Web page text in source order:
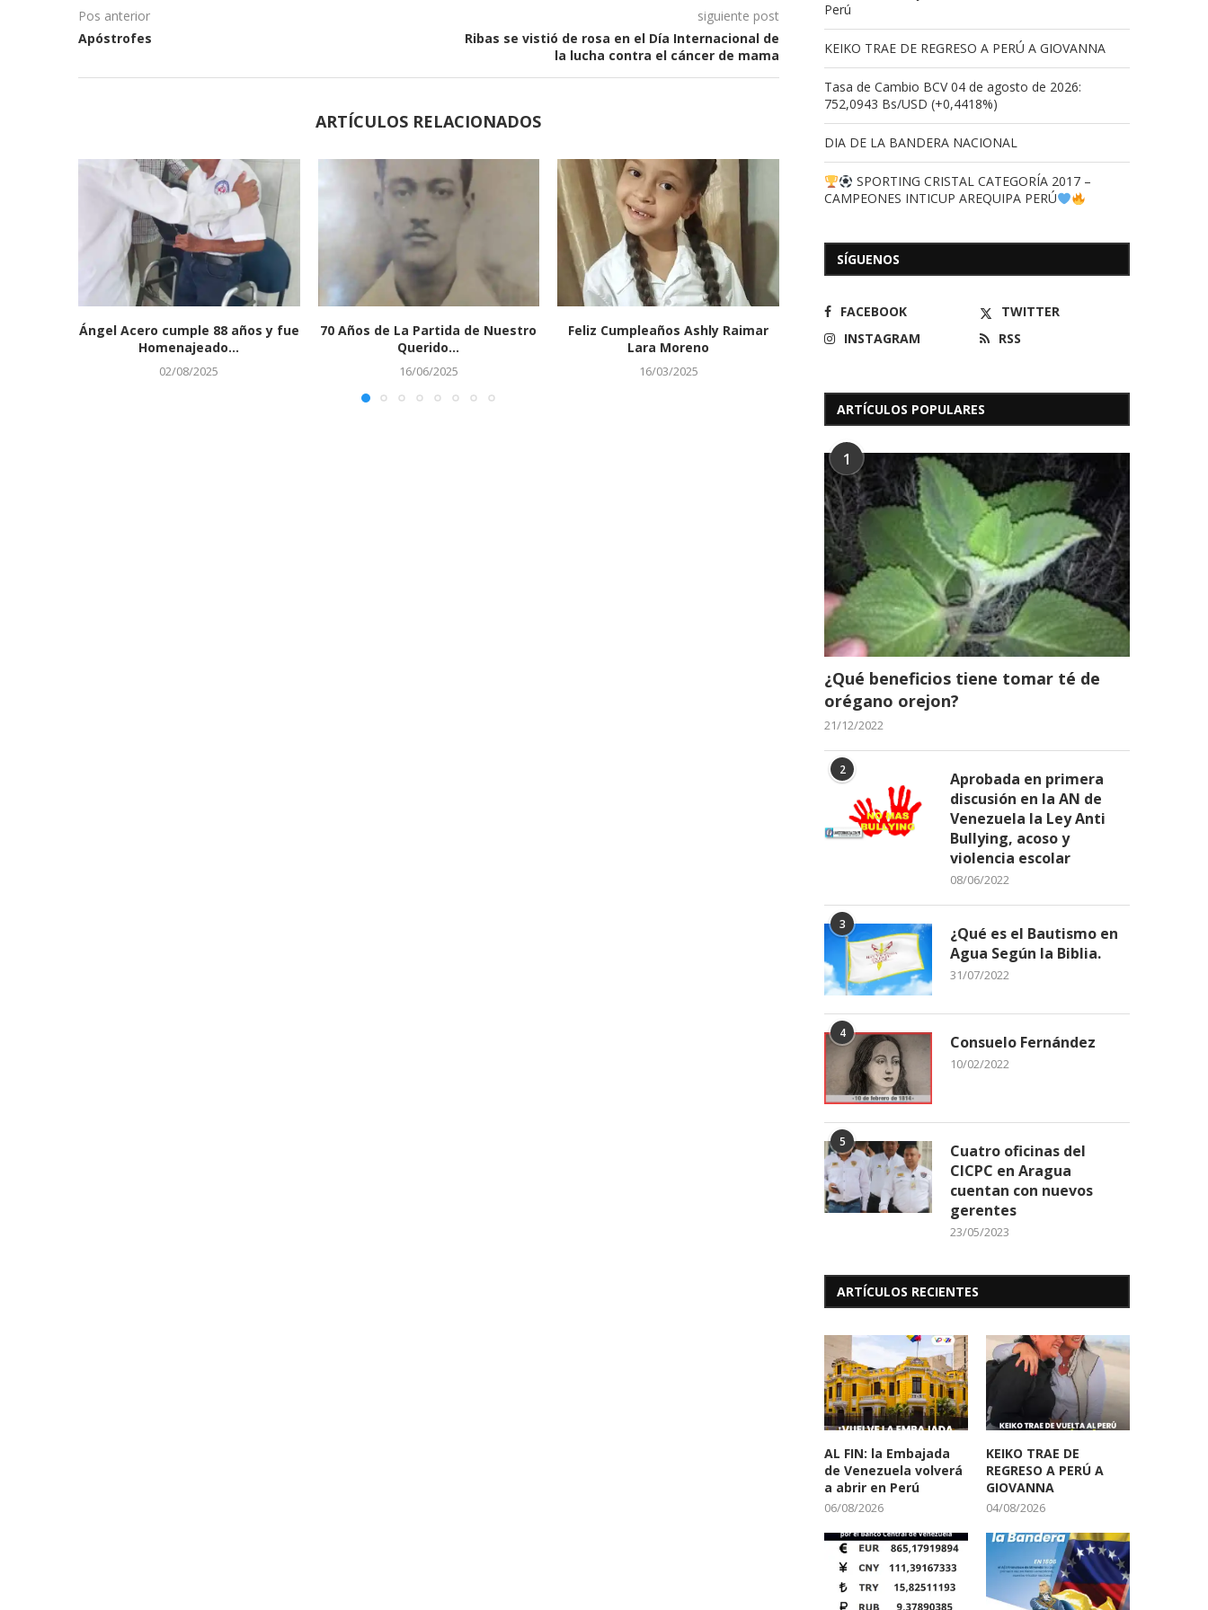
Pos anterior
Apóstrofes
siguiente post
Ribas se vistió de rosa en el Día Internacional de
la lucha contra el cáncer de mama
ARTÍCULOS RELACIONADOS
Ángel Acero cumple 88 años y fue
Homenajeado...
02/08/2025
70 Años de La Partida de Nuestro
Querido...
16/06/2025
Feliz Cumpleaños Ashly Raimar
Lara Moreno
16/03/2025
Celebrado los 15 años de Shantal
Valeria Bolívar...
Perú
KEIKO TRAE DE REGRESO A PERÚ A GIOVANNA
Tasa de Cambio BCV 04 de agosto de 2026:
752,0943 Bs/USD (+0,4418%)
DIA DE LA BANDERA NACIONAL
SPORTING CRISTAL CATEGORÍA 2017 –
CAMPEONES INTICUP AREQUIPA PERÚ
SÍGUENOS
FACEBOOK
TWITTER
INSTAGRAM
RSS
ARTÍCULOS POPULARES
1
¿Qué beneficios tiene tomar té de
orégano orejon?
21/12/2022
2
Aprobada en primera
discusión en la AN de
Venezuela la Ley Anti
Bullying, acoso y
violencia escolar
08/06/2022
3
¿Qué es el Bautismo en
Agua Según la Biblia.
31/07/2022
4 Consuelo Fernández
10/02/2022
5
Cuatro oficinas del
CICPC en Aragua
cuentan con nuevos
gerentes
23/05/2023
ARTÍCULOS RECIENTES
AL FIN: la Embajada
de Venezuela volverá
a abrir en Perú
06/08/2026
KEIKO TRAE DE
REGRESO A PERÚ A
GIOVANNA
04/08/2026